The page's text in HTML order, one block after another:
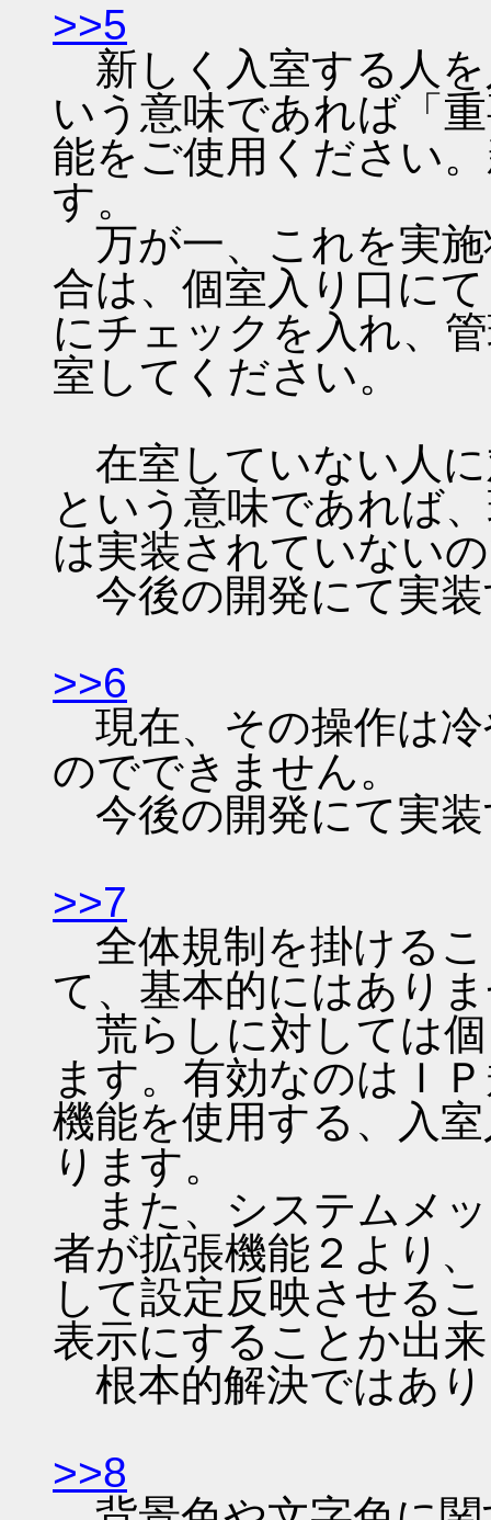
>>5
新しく入室する人
いう意味であれば「
能をご使用ください
す。
万が一、これを実
合は、個室入り口に
にチェックを入れ、
室してください。
在室していない人
という意味であれば
は実装されていない
今後の開発にて実
>>6
現在、その操作は
のでできません。
今後の開発にて実
>>7
全体規制を掛ける
て、基本的にはあり
荒らしに対しては
ます。有効なのはＩ
機能を使用する、入
ります。
また、システムメ
者が拡張機能２より
して設定反映させる
表示にすることか出
根本的解決ではあ
>>8